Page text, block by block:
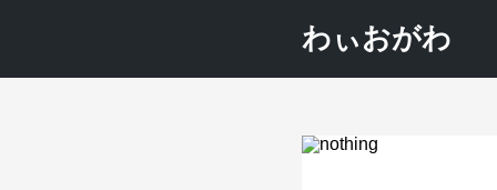
わぃおがわ